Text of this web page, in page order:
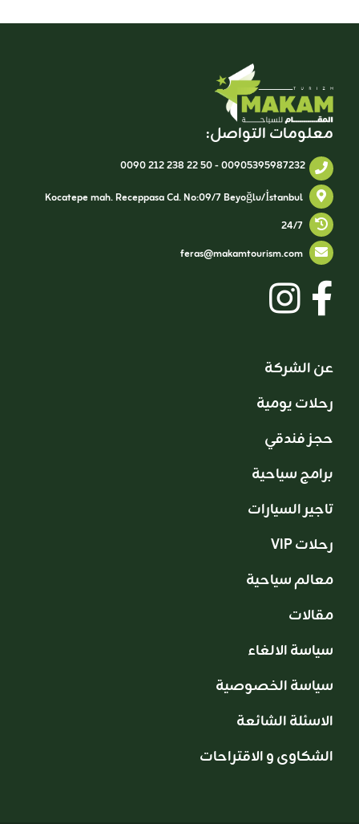
معلومات التواصل:
0090 212 238 22 50-00905395987232
feras@makamtourism.com
عن الشركة
رحلات يومية
حجز فندقي
برامج سياحية
تاجير السيارات
VIP رحلات
معالم سياحية
مقالات
سياسة الالغاء
سياسة الخصوصية
الاسئلة الشائعة
الشكاوى و الاقتراحات